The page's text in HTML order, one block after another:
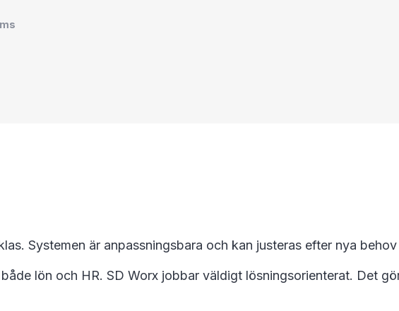
Systemen är anpassningsbara och kan justeras efter nya
lön och HR. SD Worx jobbar väldigt lösningsorienterat. Det